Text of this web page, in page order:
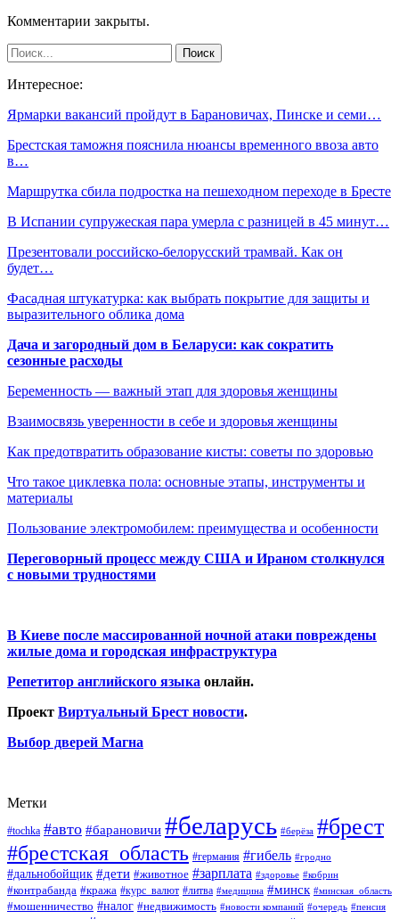
Комментарии закрыты.
Интересное:
Ярмарки вакансий пройдут в Барановичах, Пинске и семи…
Брестская таможня пояснила нюансы временного ввоза авто
в…
Маршрутка сбила подростка на пешеходном переходе в Бресте
В Испании супружеская пара умерла с разницей в 45 минут…
Презентовали российско-белорусский трамвай. Как он
будет…
Фасадная штукатурка: как выбрать покрытие для защиты и
выразительного облика дома
Дача и загородный дом в Беларуси: как сократить
сезонные расходы
Беременность — важный этап для здоровья женщины
Взаимосвязь уверенности в себе и здоровья женщины
Как предотвратить образование кисты: советы по здоровью
Что такое циклевка пола: основные этапы, инструменты и
материалы
Пользование электромобилем: преимущества и особенности
Переговорный процесс между США и Ираном столкнулся
с новыми трудностями
В Киеве после массированной ночной атаки повреждены
жилые дома и городская инфраструктура
Репетитор английского языка онлайн.
Проект Виртуальный Брест новости.
Выбор дверей Магна
Метки
#tochka #авто #барановичи #беларусь #берёза #брест
#брестская_область #германия #гибель #гродно
#дальнобойщик #дети #животное #зарплата #здоровье #кобрин
#контрабанда #кража #курс_валют #литва #медицина #минск #минская_область
#мошенничество #налог #недвижимость #новости компаний #очередь #пенсия